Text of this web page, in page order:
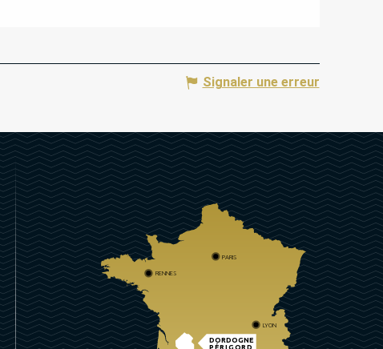
Signaler une erreur
DORDOGNE
PÉRIGORD
PARIS
RENNES
LYON